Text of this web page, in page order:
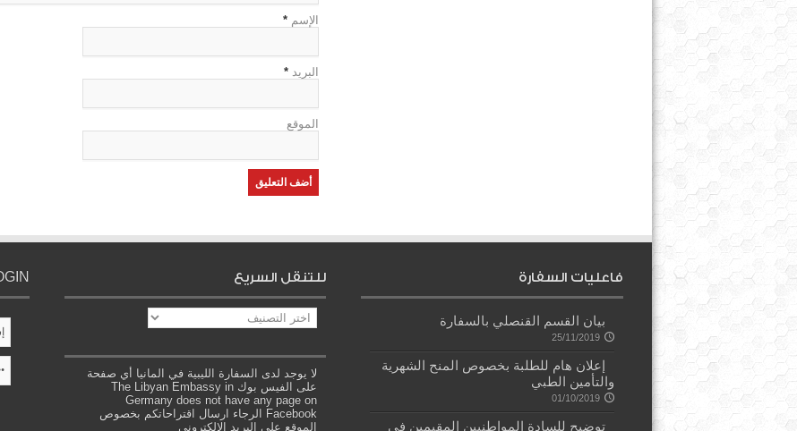
الإسم *
البريد *
الموقع
فاعليات السفارة
بيان القسم القنصلي بالسفارة
25/11/2019
إعلان هام للطلبة بخصوص المنح الشهرية
والتأمين الطبي
01/10/2019
توضيح للسادة المواطنيين المقيمين في
للتنقل السريع
للتنقل
السريع
لا يوجد لدى السفارة الليبية في المانيا أي صفحة
على الفيس بوك The Libyan Embassy in
Germany does not have any page on
Facebook الرجاء ارسال اقتراحاتكم بخصوص
الموقع على البريد الالكتروني